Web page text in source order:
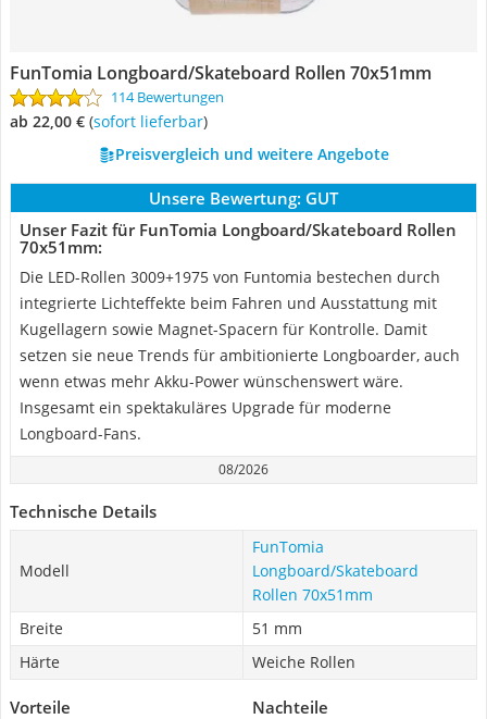
FunTomia Longboard/Skateboard Rollen 70x51mm
114 Bewertungen
ab 22,00 € ( Sofort lieferbar)
Preisvergleich und weitere Angebote
Unsere Bewertung: GUT
Unser Fazit für FunTomia Longboard/Skateboard Rollen
70x51mm:
Die LED-Rollen ‎3009+1975 von Funtomia bestechen durch
integrierte Lichteffekte beim Fahren und Ausstattung mit
Kugellagern sowie Magnet-Spacern für Kontrolle. Damit
setzen sie neue Trends für ambitionierte Longboarder, auch
wenn etwas mehr Akku-Power wünschenswert wäre.
Insgesamt ein spektakuläres Upgrade für moderne
Longboard-Fans.
08/2026
Technische Details
Modell
FunTomia
Longboard/Skateboard
Rollen 70x51mm
Breite
51 mm
Härte
Weiche Rollen
Vorteile Nachteile